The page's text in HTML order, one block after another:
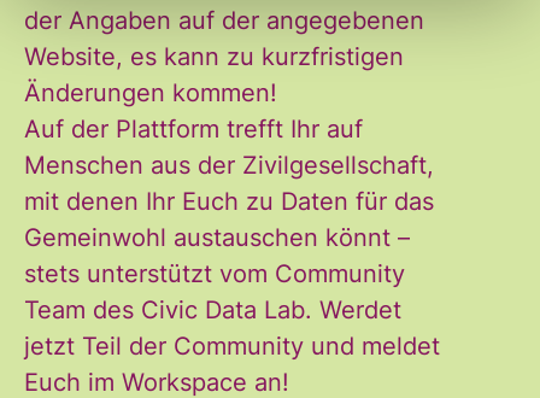
der Angaben auf der angegebenen
Website, es kann zu kurzfristigen
Änderungen kommen!
Auf der Plattform trefft Ihr auf
Menschen aus der Zivilgesellschaft,
mit denen Ihr Euch zu Daten für das
Gemeinwohl austauschen könnt –
stets unterstützt vom Community
Team des Civic Data Lab. Werdet
jetzt Teil der Community und meldet
Euch im Workspace an!
Einwilligung
*
Ja, ich möchte den Newsletter
des Civic Data Lab per E-Mail
erhalten. Diese Einwilligung
kann ich jederzeit widerrufen.
Ich habe die Hinweise zum
Widerruf und der Verarbeitung
der Daten in den
Datenschutzvereinbarungen
gelesen und stimme diesen zu.